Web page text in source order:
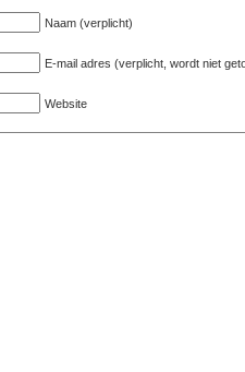
Naam (verplicht)
E-mail adres (verplicht, wordt niet
Website